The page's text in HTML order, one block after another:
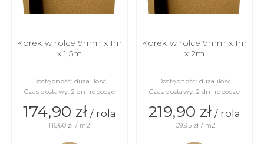
Korek w rolce 9mm x 1m
x 1,5m
Dostępność: duża ilość
Czas dostawy: 2 dni robocze
174,90 zł/ rola
116,60 zł / m2
Korek w rolce 9mm x 1m
x 2m
Dostępność: duża ilość
Czas dostawy: 2 dni robocze
219,90 zł/ rola
109,95 zł / m2